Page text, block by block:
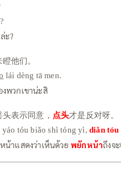
ะ?
瞪他们。
lái dèng tā men.
งพวกเขาน่ะสิ
表示同意， 点头才是反对呀。
tóu biǎo shì tóng yì, diǎn tóu
น้าแสดงว่าเห็นด้วย พยักหน้าถึงจ